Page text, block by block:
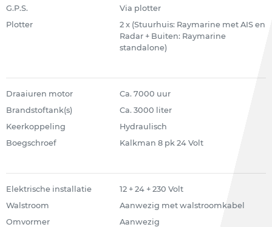
G.P.S.
Via plotter
Plotter
2 x (Stuurhuis: Raymarine met AIS en
Radar + Buiten: Raymarine
standalone)
Draaiuren motor
Ca. 7000 uur
Brandstoftank(s)
Ca. 3000 liter
Keerkoppeling
Hydraulisch
Boegschroef
Kalkman 8 pk 24 Volt
Elektrische installatie
12 + 24 + 230 Volt
Walstroom
Aanwezig met walstroomkabel
Omvormer
Aanwezig